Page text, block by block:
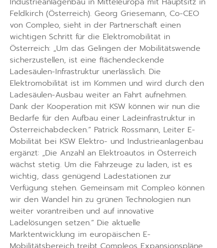
Feldkirch (Österreich). Georg Griesemann, Co-CEO
von Compleo, sieht in der Partnerschaft einen
wichtigen Schritt für die Elektromobilität in
Österreich: „Um das Gelingen der Mobilitätswende
sicherzustellen, ist eine flächendeckende
Ladesäulen-Infrastruktur unerlässlich. Die
Elektromobilität ist im Kommen und wird durch den
Ladesäulen-Ausbau weiter an Fahrt aufnehmen.
Dank der Kooperation mit KSW können wir nun die
Bedarfe für den Aufbau einer Ladeinfrastruktur in
Österreichabdecken.” Patrick Rossmann, Leiter E-
Mobilität bei KSW Elektro- und Industrieanlagenbau
ergänzt: „Die Anzahl an Elektroautos in Österreich
wächst stetig. Um die Fahrzeuge zu laden, ist es
wichtig, dass genügend Ladestationen zur
Verfügung stehen. Gemeinsam mit Compleo können
wir den Wandel hin zu grünen Technologien nun
weiter vorantreiben und auf innovative
Ladelösungen setzen.” Die aktuelle
Marktentwicklung im europäischen E-